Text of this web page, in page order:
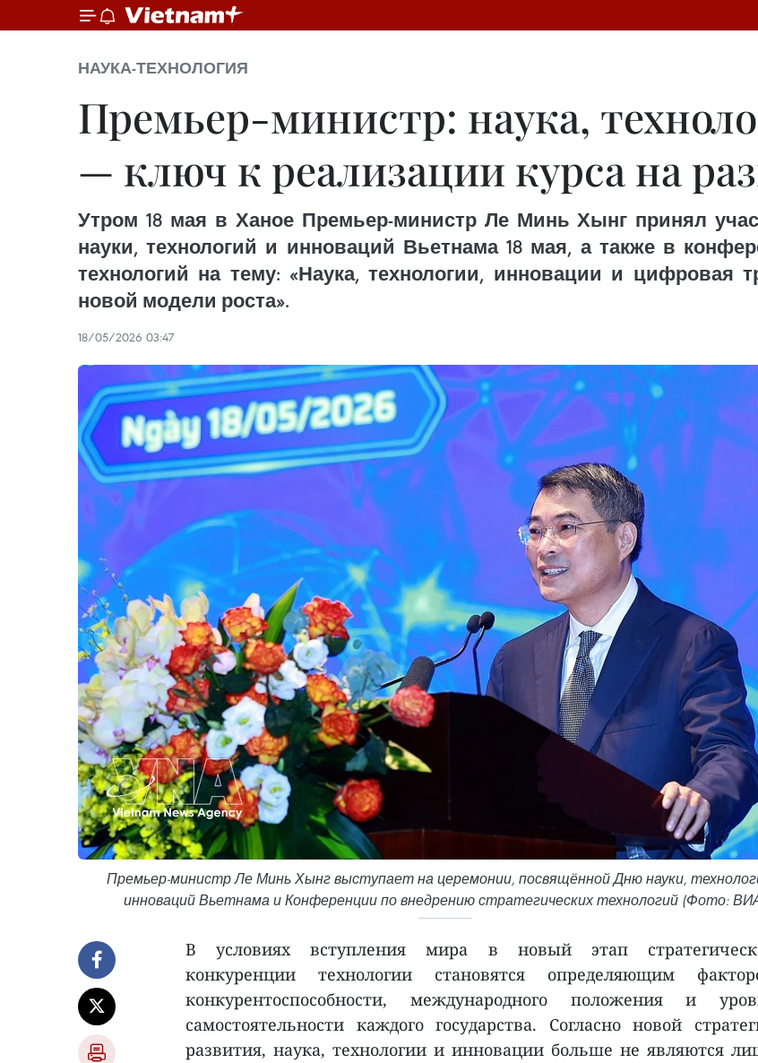
НАУКА-ТЕХНОЛОГИЯ
Премьер-министр: наука,
— ключ к реализации курса на
Утром 18 мая в Ханое Премьер-министр Ле Минь Хынг принял
науки, технологий и инноваций Вьетнама 18 мая, а также в
технологий на тему: «Наука, технологии, инновации и цифровая
новой модели роста».
18/05/2026 03:47
Премьер-министр Ле Минь Хынг выступает на церемонии, посвящённой Дню науки,
инноваций Вьетнама и Конференции по внедрению стратегических технологий (Фото:
В условиях вступления мира в новый этап
конкуренции технологии становятся определяющим
конкурентоспособности, международного положения и
самостоятельности каждого государства. Согласно новой
развития, наука, технологии и инновации больше не являются